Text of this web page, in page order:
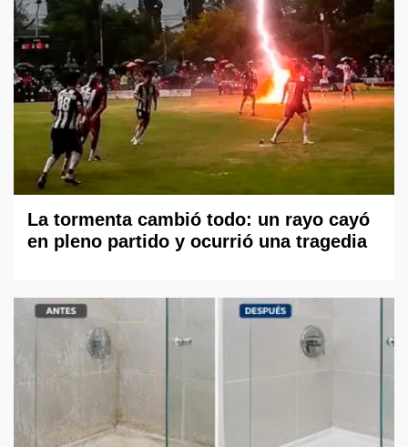
La tormenta cambió todo: un rayo cayó
en pleno partido y ocurrió una tragedia